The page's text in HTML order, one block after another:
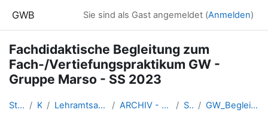
GWB Sie sind als Gast angemeldet (Anmelden)
Fachdidaktische Begleitung zum
Fach-/Vertiefungspraktikum GW -
Gruppe Marso - SS 2023
Startseite Kurse Lehramtsausbildung GW im Clust... ARCHIV - Lehrveranstaltungen a... SS_2023 GW_BegleitLV_Bachelorpraktikum...